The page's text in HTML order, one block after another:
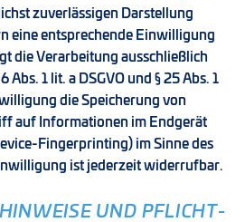
zuverlässigen Darstellung
eine entsprechende Einwilligung
die Verarbeitung ausschließlich
Abs. 1 lit. a DSGVO und § 25 Abs. 1
die Speicherung von
auf Informationen im Endgerät
Fingerprinting) im Sinne des
ist jederzeit widerrufbar.
UND PFLICHT­